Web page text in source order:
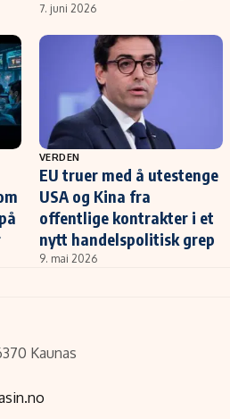
7. juni 2026
VERDEN
EU truer med å utestenge
USA og Kina fra
offentlige kontrakter i et
nytt handelspolitisk grep
9. mai 2026
Kaunas